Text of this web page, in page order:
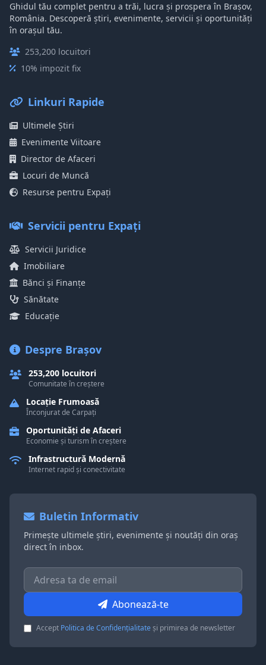
Ghidul tău complet pentru a trăi, lucra și prospera în Brașov,
România. Descoperă știri, evenimente, servicii și oportunități
în orașul tău.
253,200 locuitori
10% impozit fix
Linkuri Rapide
Ultimele Știri
Evenimente Viitoare
Director de Afaceri
Locuri de Muncă
Resurse pentru Expați
Servicii pentru Expați
Servicii Juridice
Imobiliare
Bănci și Finanțe
Sănătate
Educație
Despre Brașov
253,200 locuitori
Comunitate în creștere
Locație Frumoasă
Înconjurat de Carpați
Oportunități de Afaceri
Economie și turism în creștere
Infrastructură Modernă
Internet rapid și conectivitate
Buletin Informativ
Primește ultimele știri, evenimente și noutăți din oraș
direct în inbox.
Abonează-te
Accept Politica de Confidențialitateși primirea de newsletter